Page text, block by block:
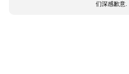
们深感歉意.